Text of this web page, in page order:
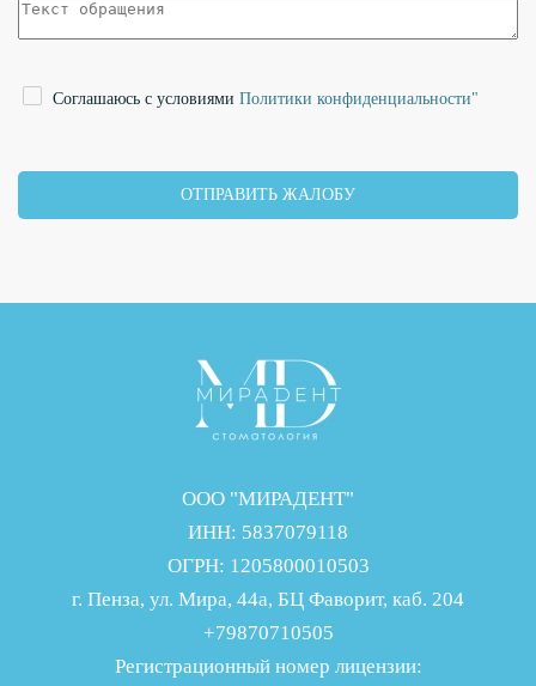
Cоглашаюсь с условиями Политики конфиденциальности"
ОТПРАВИТЬ ЖАЛОБУ
ООО "МИРАДЕНТ"
ИНН: 5837079118
ОГРН: 1205800010503
г. Пенза, ул. Мира, 44а, БЦ Фаворит, каб. 204
+79870710505
Регистрационный номер лицензии: